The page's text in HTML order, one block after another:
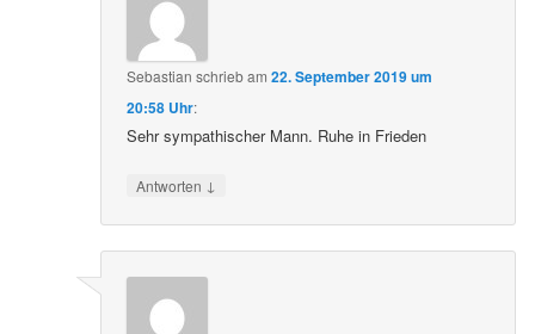
Sebastian schriebam22. September 2019 um
20:58 Uhr:
Sehr sympathischer Mann. Ruhe in Frieden
Antworten ↓